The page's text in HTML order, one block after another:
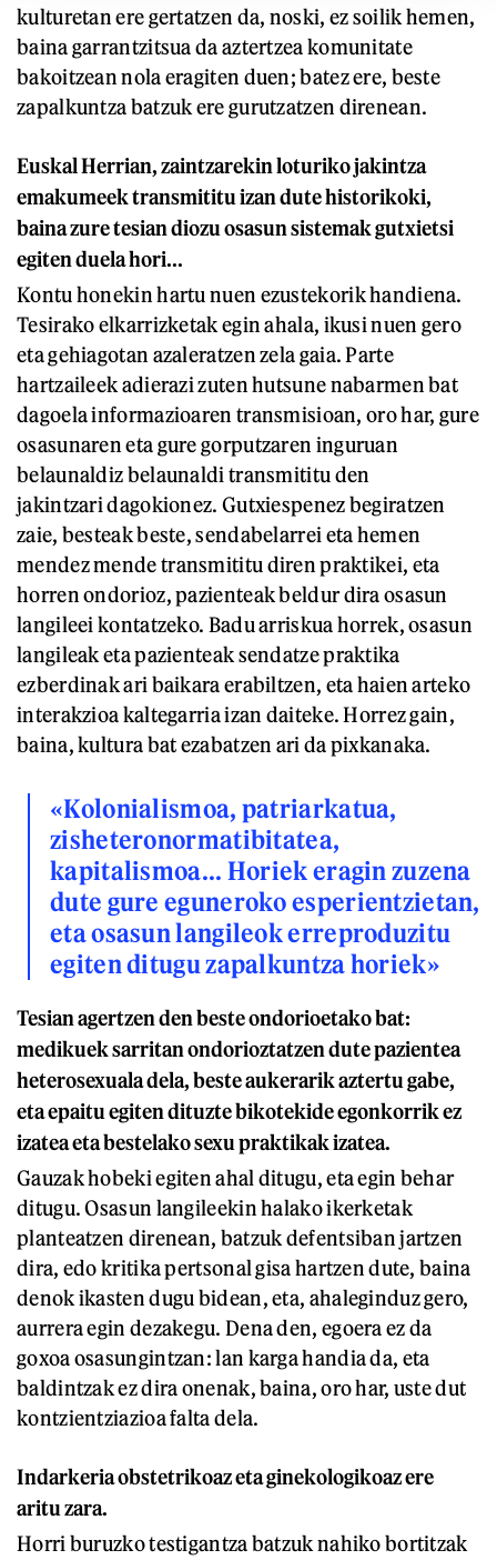
kulturetan ere gertatzen da, noski, ez soilik hemen,
baina garrantzitsua da aztertzea komunitate
bakoitzean nola eragiten duen; batez ere, beste
zapalkuntza batzuk ere gurutzatzen direnean.
Euskal Herrian, zaintzarekin loturiko jakintza
emakumeek transmititu izan dute historikoki,
baina zure tesian diozu osasun sistemak gutxietsi
egiten duela hori...
Kontu honekin hartu nuen ezustekorik handiena.
Tesirako elkarrizketak egin ahala, ikusi nuen gero
eta gehiagotan azaleratzen zela gaia. Parte
hartzaileek adierazi zuten hutsune nabarmen bat
dagoela informazioaren transmisioan, oro har, gure
osasunaren eta gure gorputzaren inguruan
belaunaldiz belaunaldi transmititu den
jakintzari dagokionez. Gutxiespenez begiratzen
zaie, besteak beste, sendabelarrei eta hemen
mendez mende transmititu diren praktikei, eta
horren ondorioz, pazienteak beldur dira osasun
langileei kontatzeko. Badu arriskua horrek, osasun
langileak eta pazienteak sendatze praktika
ezberdinak ari baikara erabiltzen, eta haien arteko
interakzioa kaltegarria izan daiteke. Horrez gain,
baina, kultura bat ezabatzen ari da pixkanaka.
«Kolonialismoa, patriarkatua,
zisheteronormatibitatea,
kapitalismoa... Horiek eragin zuzena
dute gure eguneroko esperientzietan,
eta osasun langileok erreproduzitu
egiten ditugu zapalkuntza horiek»
Tesian agertzen den beste ondorioetako bat:
medikuek sarritan ondorioztatzen dute pazientea
heterosexuala dela, beste aukerarik aztertu gabe,
eta epaitu egiten dituzte bikotekide egonkorrik ez
izatea eta bestelako sexu praktikak izatea.
Gauzak hobeki egiten ahal ditugu, eta egin behar
ditugu. Osasun langileekin halako ikerketak
planteatzen direnean, batzuk defentsiban jartzen
dira, edo kritika pertsonal gisa hartzen dute, baina
denok ikasten dugu bidean, eta, ahaleginduz gero,
aurrera egin dezakegu. Dena den, egoera ez da
goxoa osasungintzan: lan karga handia da, eta
baldintzak ez dira onenak, baina, oro har, uste dut
kontzientziazioa falta dela.
Indarkeria obstetrikoaz eta ginekologikoaz ere
aritu zara.
Horri buruzko testigantza batzuk nahiko bortitzak